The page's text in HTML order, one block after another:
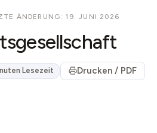
ÄNDERUNG: 19. JUNI 2026
Lesezeit Drucken / PDF